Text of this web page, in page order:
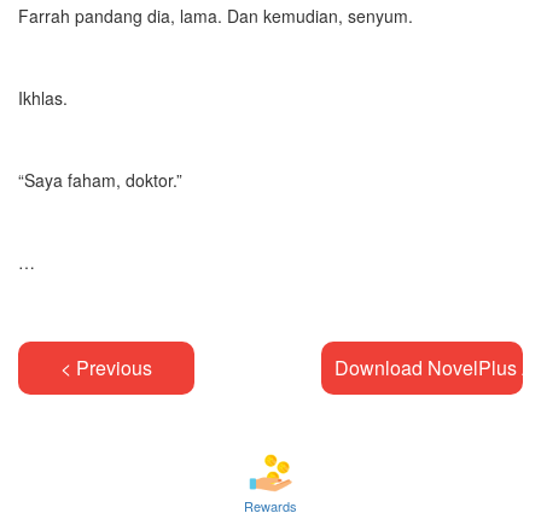
Farrah pandang dia, lama. Dan kemudian, senyum.
Ikhlas.
“Saya faham, doktor.”
…
< Previous Download NovelPlus
Rewards